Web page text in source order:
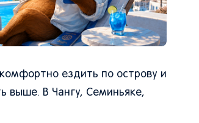
ездить по острову и
выше. В Чангу, Семиньяке,